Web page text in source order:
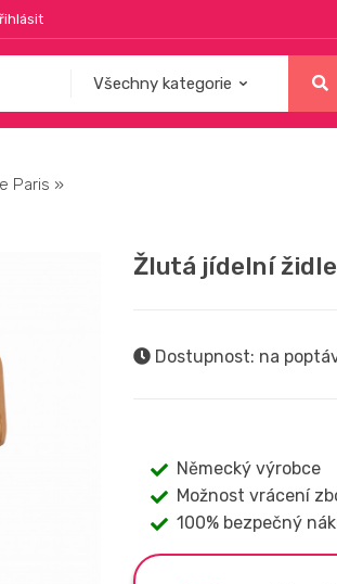
Paris »
Žlutá jídelní
Dostupnost: na
Německý výrobce
Možnost vrácení
100% bezpečný